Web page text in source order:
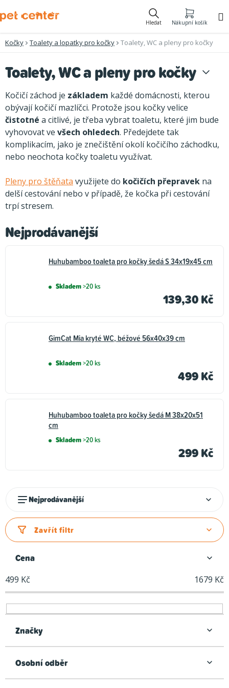
na
Hledat Nákupní košík
Kočky Toalety a lopatky pro kočky Toalety, WC a pleny pro kočky
Toalety, WC a pleny pro kočky
Kočičí záchod je základem každé domácnosti, kterou
obývají kočičí mazlíčci. Protože jsou kočky velice
čistotné a citlivé, je třeba vybrat toaletu, které jim bude
vyhovovat ve všech ohledech. Předejdete tak
komplikacím, jako je znečištění okolí kočičího záchodku,
nebo neochota kočky toaletu využívat.
Pleny pro štěňata využijete do kočičích přepravek na
delší cestování nebo v případě, že kočka při cestování
trpí stresem.
Nejprodávanější
Huhubamboo toaleta pro kočky šedá S 34x19x45 cm
Skladem>20 ks
139,30 Kč
GimCat Mia kryté WC, béžové 56x40x39 cm
Skladem>20 ks
499 Kč
Huhubamboo toaleta pro kočky šedá M 38x20x51
cm
Skladem>20 ks
299 Kč
z
e
í
p
r
o
u
t
Nejprodávanější
Zavřít filtr
Cena
499 Kč 1679 Kč
Značky
Osobní odběr